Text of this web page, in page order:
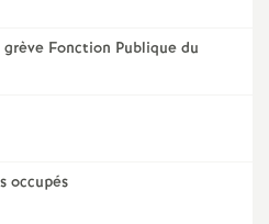
grève Fonction Publique du
occupés